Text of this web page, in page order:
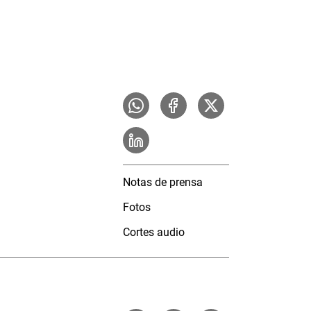
Notas de prensa
Fotos
Cortes audio